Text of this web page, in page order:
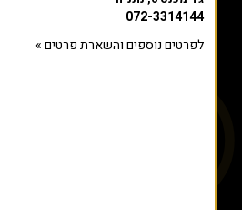
072-3314144
לפרטים נוספים והשארת פרטים »